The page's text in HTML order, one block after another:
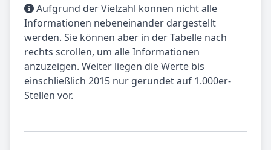
Aufgrund der Vielzahl können nicht alle
Informationen nebeneinander dargestellt
werden. Sie können aber in der Tabelle nach
rechts scrollen, um alle Informationen
anzuzeigen. Weiter liegen die Werte bis
einschließlich 2015 nur gerundet auf 1.000er-
Stellen vor.